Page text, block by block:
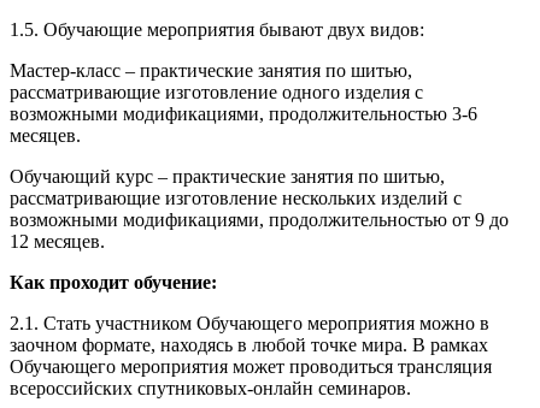
1.5. Обучающие мероприятия бывают двух видов:
Мастер-класс – практические занятия по шитью,
рассматривающие изготовление одного изделия с
возможными модификациями, продолжительностью 3-6
месяцев.
Обучающий курс – практические занятия по шитью,
рассматривающие изготовление нескольких изделий с
возможными модификациями, продолжительностью от 9 до
12 месяцев.
Как проходит обучение:
2.1. Стать участником Обучающего мероприятия можно в
заочном формате, находясь в любой точке мира. В рамках
Обучающего мероприятия может проводиться трансляция
всероссийских спутниковых-онлайн семинаров.